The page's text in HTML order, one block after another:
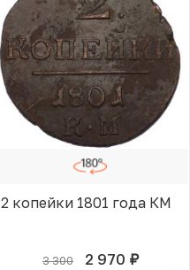
2 копейки 1801 года КМ
3 300 2 970 руб.
В КОРЗИНЕ